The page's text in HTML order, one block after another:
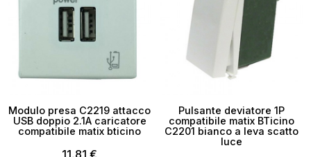
Modulo presa C2219 attacco
USB doppio 2.1A caricatore
compatibile matix bticino
11,81 €
Pulsante deviatore 1P
compatibile matix BTicino
C2201 bianco a leva scatto
luce